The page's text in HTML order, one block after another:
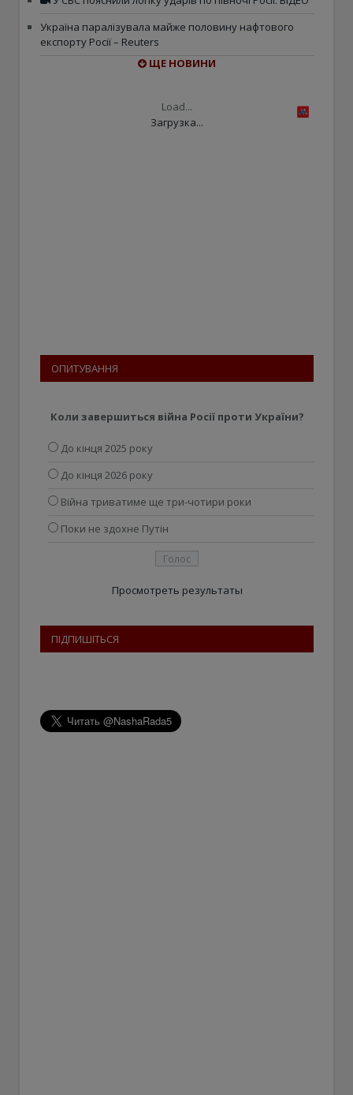
Україна паралізувала майже половину нафтового
експорту Росії – Reuters
ЩЕ НОВИНИ
Load...
Загрузка...
ОПИТУВАННЯ
Коли завершиться війна Росії проти України?
До кінця 2025 року
До кінця 2026 року
Війна триватиме ще три-чотири роки
Поки не здохне Путін
Просмотреть результаты
ПІДПИШІТЬСЯ